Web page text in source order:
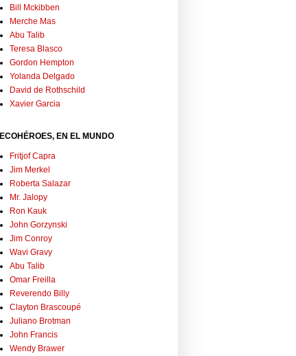
Bill Mckibben
Merche Mas
Abu Talib
Teresa Blasco
Gordon Hempton
Yolanda Delgado
David de Rothschild
Xavier Garcia
ECOHÉROES, EN EL MUNDO
Fritjof Capra
Jim Merkel
Roberta Salazar
Mr. Jalopy
Ron Kauk
John Gorzynski
Jim Conroy
Wavi Gravy
Abu Talib
Omar Freilla
Reverendo Billy
Clayton Brascoupé
Juliano Brotman
John Francis
Wendy Brawer